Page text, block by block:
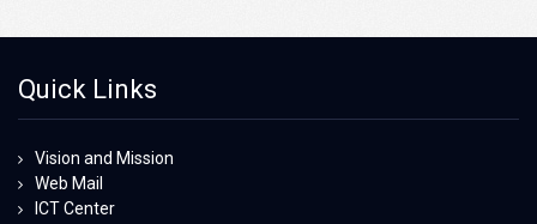
Quick Links
Vision and Mission
Web Mail
ICT Center